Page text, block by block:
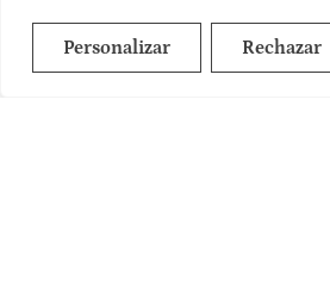
Personalizar Rechazar